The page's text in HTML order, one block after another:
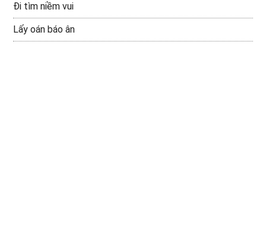
Đi tìm niềm vui
Lấy oán báo ân